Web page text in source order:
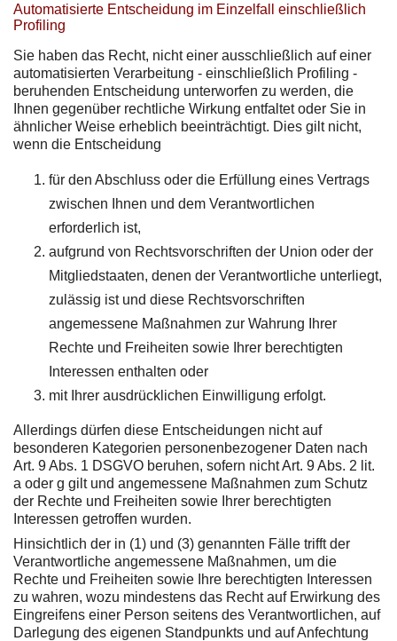
Automatisierte Entscheidung im Einzelfall einschließlich
Profiling
Sie haben das Recht, nicht einer ausschließlich auf einer
automatisierten Verarbeitung - einschließlich Profiling -
beruhenden Entscheidung unterworfen zu werden, die
Ihnen gegenüber rechtliche Wirkung entfaltet oder Sie in
ähnlicher Weise erheblich beeinträchtigt. Dies gilt nicht,
wenn die Entscheidung
für den Abschluss oder die Erfüllung eines Vertrags
zwischen Ihnen und dem Verantwortlichen
erforderlich ist,
aufgrund von Rechtsvorschriften der Union oder der
Mitgliedstaaten, denen der Verantwortliche unterliegt,
zulässig ist und diese Rechtsvorschriften
angemessene Maßnahmen zur Wahrung Ihrer
Rechte und Freiheiten sowie Ihrer berechtigten
Interessen enthalten oder
mit Ihrer ausdrücklichen Einwilligung erfolgt.
Allerdings dürfen diese Entscheidungen nicht auf
besonderen Kategorien personenbezogener Daten nach
Art. 9 Abs. 1 DSGVO beruhen, sofern nicht Art. 9 Abs. 2 lit.
a oder g gilt und angemessene Maßnahmen zum Schutz
der Rechte und Freiheiten sowie Ihrer berechtigten
Interessen getroffen wurden.
Hinsichtlich der in (1) und (3) genannten Fälle trifft der
Verantwortliche angemessene Maßnahmen, um die
Rechte und Freiheiten sowie Ihre berechtigten Interessen
zu wahren, wozu mindestens das Recht auf Erwirkung des
Eingreifens einer Person seitens des Verantwortlichen, auf
Darlegung des eigenen Standpunkts und auf Anfechtung